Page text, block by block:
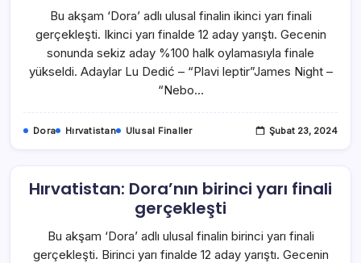
Bu akşam ‘Dora’ adlı ulusal finalin ikinci yarı finali
gerçekleşti. Ikinci yarı finalde 12 aday yarıştı. Gecenin
sonunda sekiz aday %100 halk oylamasıyla finale
yükseldi. Adaylar Lu Dedić – “Plavi leptir”James Night –
“Nebo…
Dora Hırvatistan Ulusal Finaller Şubat 23, 2024
Hırvatistan: Dora’nın birinci yarı finali
gerçekleşti
Bu akşam ‘Dora’ adlı ulusal finalin birinci yarı finali
gerçekleşti. Birinci yarı finalde 12 aday yarıştı. Gecenin